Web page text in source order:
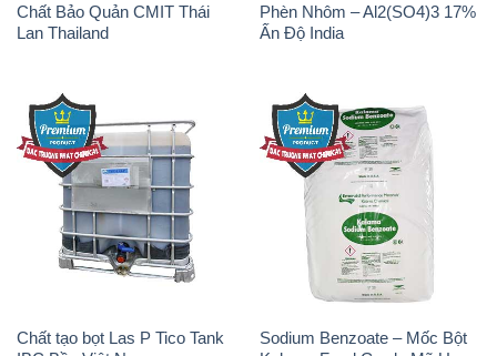
Chất Bảo Quản CMIT Thái
Lan Thailand
Phèn Nhôm – Al2(SO4)3 17%
Ấn Độ India
Chất tạo bọt Las P Tico Tank
Sodium Benzoate – Mốc Bột